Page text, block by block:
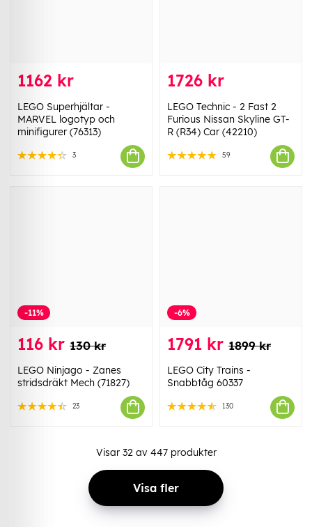
1162 kr
LEGO Superhjältar -
MARVEL logotyp och
minifigurer (76313)
3
1726 kr
LEGO Technic - 2 Fast 2
Furious Nissan Skyline GT-
R (R34) Car (42210)
59
-11%
116 kr 130 kr
LEGO Ninjago - Zanes
stridsdräkt Mech (71827)
23
-6%
1791 kr 1899 kr
LEGO City Trains -
Snabbtåg 60337
130
Visar 32av 447produkter
Visa fler